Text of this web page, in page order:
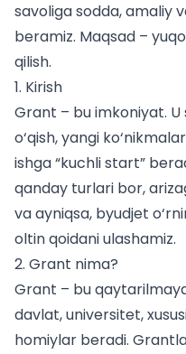
savoliga sodda, amaliy
beramiz. Maqsad –
qilish.
1. Kirish
Grant – bu imkoniyat.
o‘qish, yangi
ishga “kuchli start”
qanday turlari bor,
va ayniqsa, byudjet
oltin qoidani ulashamiz.
2. Grant nima?
Grant – bu
davlat, universitet,
homiylar beradi.